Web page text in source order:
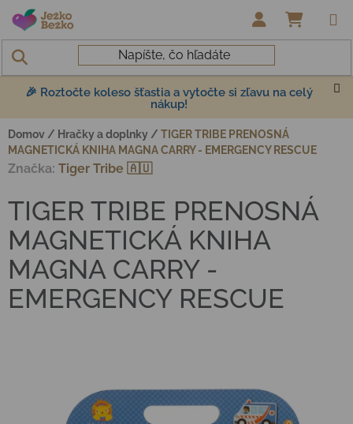
Prejsť na obsah
🎉 Roztočte koleso šťastia a vytočte si zľavu na celý
nákup!
Domov / Hračky a doplnky / TIGER TRIBE PRENOSNÁ
MAGNETICKÁ KNIHA MAGNA CARRY - EMERGENCY RESCUE
TIGER TRIBE PRENOSNÁ
MAGNETICKÁ KNIHA
MAGNA CARRY -
EMERGENCY RESCUE
Značka: Tiger Tribe 🇦🇺